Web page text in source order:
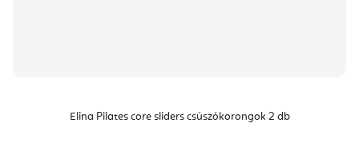
Elina Pilates core sliders csúszókorongok 2 db